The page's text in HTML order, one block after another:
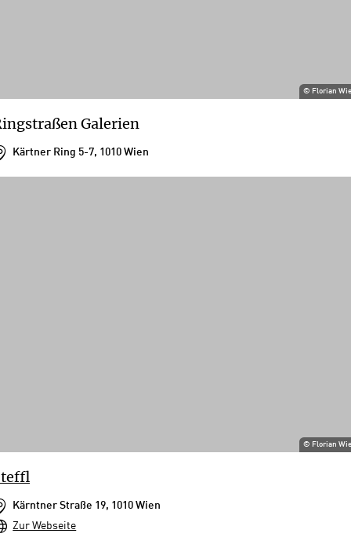
© Florian
Galerien
Kärtner Ring 5-7, 1010 Wien
© Florian
Kärntner Straße 19, 1010 Wien
Zur Webseite